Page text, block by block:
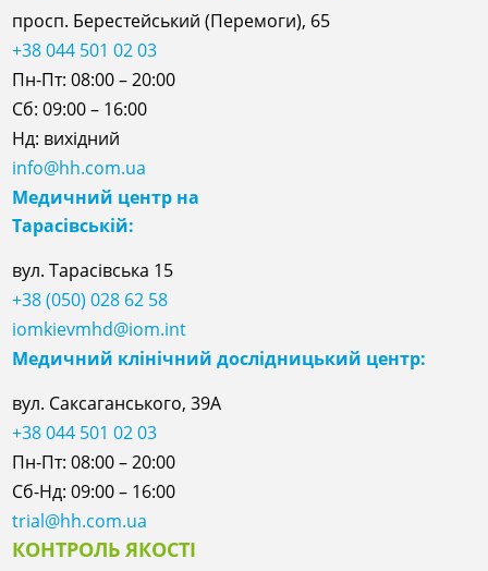
просп. Берестейський (Перемоги), 65
+38 044 501 02 03
Пн-Пт: 08:00 – 20:00
Сб: 09:00 – 16:00
Нд: вихідний
info@hh.com.ua
Медичний центр на
Тарасівській:
вул. Тарасівська 15
+38 (050) 028 62 58
iomkievmhd@iom.int
Медичний клінічний дослідницький центр:
вул. Саксаганського, 39А
+38 044 501 02 03
Пн-Пт: 08:00 – 20:00
Сб-Нд: 09:00 – 16:00
trial@hh.com.ua
КОНТРОЛЬ ЯКОСТІ